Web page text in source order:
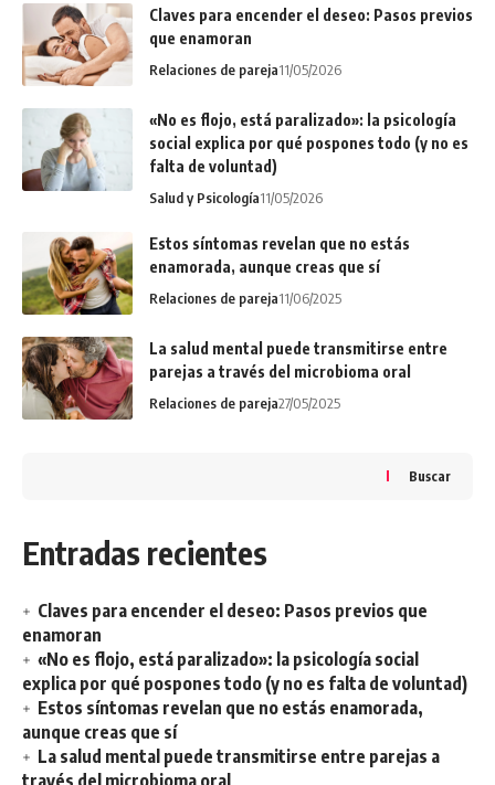
Claves para encender el deseo: Pasos previos
que enamoran
Relaciones de pareja11/05/2026
«No es flojo, está paralizado»: la psicología
social explica por qué pospones todo (y no es
falta de voluntad)
Salud y Psicología11/05/2026
Estos síntomas revelan que no estás
enamorada, aunque creas que sí
Relaciones de pareja11/06/2025
La salud mental puede transmitirse entre
parejas a través del microbioma oral
Relaciones de pareja27/05/2025
Buscar
Entradas recientes
Claves para encender el deseo: Pasos previos que
enamoran
«No es flojo, está paralizado»: la psicología social
explica por qué pospones todo (y no es falta de voluntad)
Estos síntomas revelan que no estás enamorada,
aunque creas que sí
La salud mental puede transmitirse entre parejas a
través del microbioma oral